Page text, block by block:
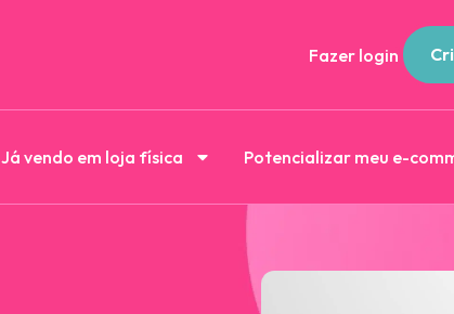
Fazer login
Já vendo em loja física Potencializar meu e-